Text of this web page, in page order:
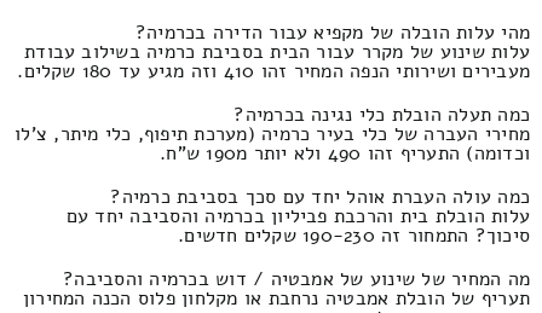
מהי עלות הובלה של מקפיא עבור הדירה בכרמיה?
עלות שינוע של מקרר עבור הבית בסביבת כרמיה בשילוב עבודת
מעבירים ושירותי הנפה המחיר זהו 410 וזה מגיע עד 180 שקלים.
כמה תעלה הובלת כלי נגינה בכרמיה?
מחירי העברה של כלי בעיר כרמיה (מערכת תיפוף, כלי מיתר, צ'לו
וכדומה) התעריף זהו 490 ולא יותר מ190 ש"ח.
כמה עולה העברת אוהל יחד עם סכך בסביבת כרמיה?
עלות הובלת בית והרכבת פביליון בכרמיה והסביבה יחד עם
סיכוך? התמחור זה 190-230 שקלים חדשים.
מה המחיר של שינוע של אמבטיה / דוש בכרמיה והסביבה?
תעריף של הובלת אמבטיה נרחבת או מקלחון פלוס הכנה המחירון